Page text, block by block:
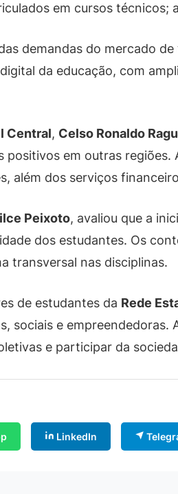
em cursos técnicos;
demandas do mercado
da educação, com
Central, Celso Ronaldo
positivos em outras regiões.
além dos serviços
Peixoto, avaliou que a
dos estudantes. Os
transversal nas disciplinas.
de estudantes da Rede
sociais e
e participar da
LinkedIn